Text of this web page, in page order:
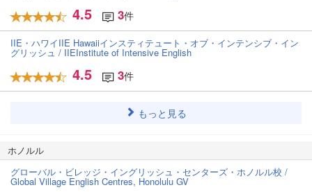
4.5 3件
IIE・ハワイIIE Hawaiiインスティテュート・オブ・インテンシブ・イン
グリッシュ / IIEInstitute of Intensive English
4.5 3件
もっと見る
ホノルル
グローバル・ビレッジ・イングリッシュ・センターズ・ホノルル校 /
Global Village English Centres, Honolulu GV